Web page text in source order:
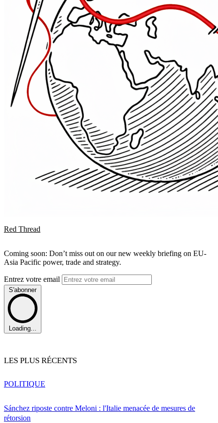
Red Thread
Coming soon: Don’t miss out on our new weekly briefing on EU-
Asia Pacific power, trade and strategy.
Entrez votre email
S'abonner
Loading...
LES PLUS RÉCENTS
Sánchez riposte contre Meloni : l'Italie menacée de mesures de
rétorsion
POLITIQUE